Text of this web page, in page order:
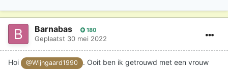
Barnabas 180
Geplaatst 30 mei 2022
Hoi @Wijngaard1990
. Ooit ben ik getrouwd met een vrouw